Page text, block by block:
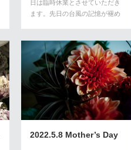
日は臨時休業とさせていただき
ます。先日の台風の記憶が褪め
2022.5.8 Mother’s Day